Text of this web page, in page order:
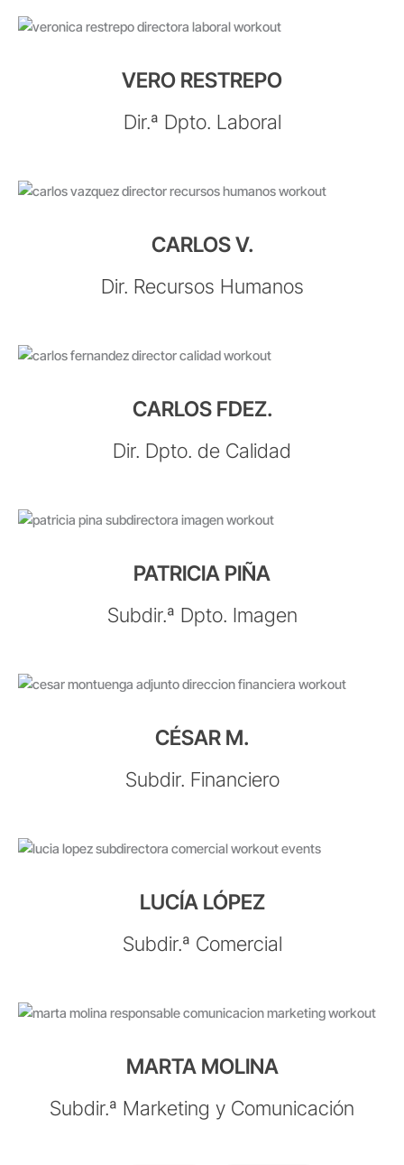
VERO RESTREPO
Dir.ª Dpto. Laboral
CARLOS V.
Dir. Recursos Humanos
CARLOS FDEZ.
Dir. Dpto. de Calidad
PATRICIA PIÑA
Subdir.ª Dpto. Imagen
CÉSAR M.
Subdir. Financiero
LUCÍA LÓPEZ
Subdir.ª Comercial
MARTA MOLINA
Subdir.ª Marketing y Comunicación